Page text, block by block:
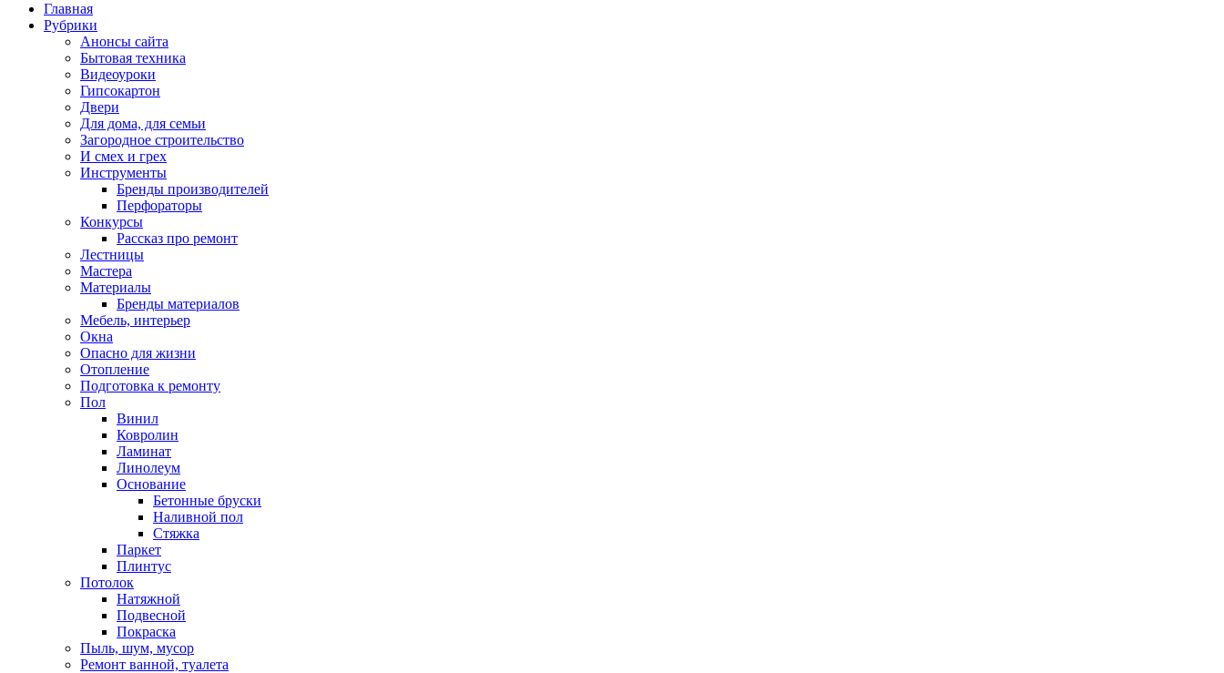
Главная
Рубрики
Анонсы сайта
Бытовая техника
Видеоуроки
Гипсокартон
Двери
Для дома, для семьи
Загородное строительство
И смех и грех
Инструменты
Бренды производителей
Перфораторы
Конкурсы
Рассказ про ремонт
Лестницы
Мастера
Материалы
Бренды материалов
Мебель, интерьер
Окна
Опасно для жизни
Отопление
Подготовка к ремонту
Пол
Винил
Ковролин
Ламинат
Линолеум
Основание
Бетонные бруски
Наливной пол
Стяжка
Паркет
Плинтус
Потолок
Натяжной
Подвесной
Покраска
Пыль, шум, мусор
Ремонт ванной, туалета